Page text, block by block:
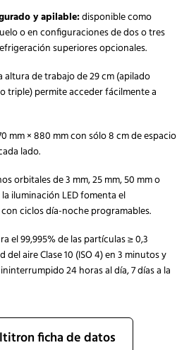
y apilable:disponible como
o en configuraciones de dos o tres
superiores opcionales.
altura de trabajo de 29 cm (apilado
triple) permite acceder fácilmente a
mm × 880 mm con sólo 8 cm de espacio
lado.
orbitales de 3 mm, 25 mm, 50 mm o
iluminación LED fomenta el
ciclos día-noche programables.
el 99,995% de las partículas ≥ 0,3
del aire Clase 10 (ISO 4) en 3 minutos y
24 horas al día, 7 días a la
ficha de datos